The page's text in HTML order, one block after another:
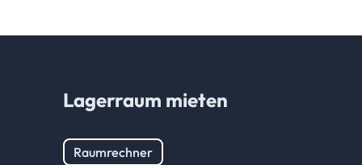
Lagerraum mieten
Raumrechner